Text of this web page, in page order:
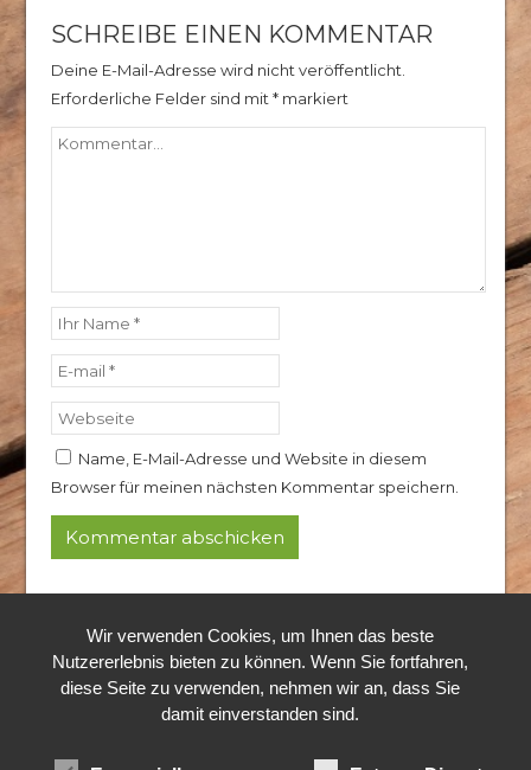
SCHREIBE EINEN KOMMENTAR
Deine E-Mail-Adresse wird nicht veröffentlicht.
Erforderliche Felder sind mit*markiert
Name, E-Mail-Adresse und Website in diesem
Browser für meinen nächsten Kommentar speichern.
Alle Rechte vorbehalten.
Wir verwenden Cookies, um Ihnen das beste
Nutzererlebnis bieten zu können. Wenn Sie fortfahren,
diese Seite zu verwenden, nehmen wir an, dass Sie
damit einverstanden sind.